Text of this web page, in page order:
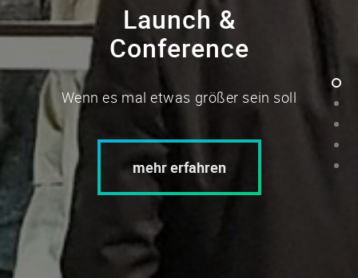
Launch &
Conference
Wenn es mal etwas größer sein soll
mehr erfahren